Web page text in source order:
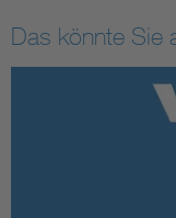
Das könnte Sie